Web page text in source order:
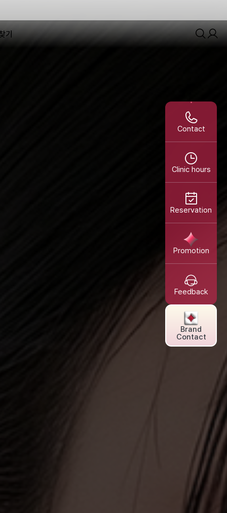
기
Contact
Clinic hours
Reservation
Promotion
Feedback
Brand
Contact